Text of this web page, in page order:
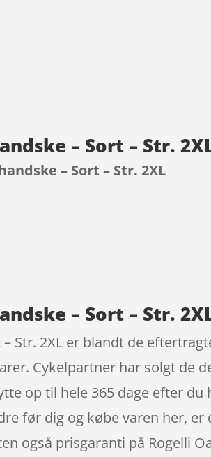
– Sort – Str.
– Sort – Str. 2XL
– Sort – Str.
Str. 2XL er blandt de
Cykelpartner har solgt de
op til hele 365 dage efter
før dig og købe varen her,
også prisgaranti på Rogelli